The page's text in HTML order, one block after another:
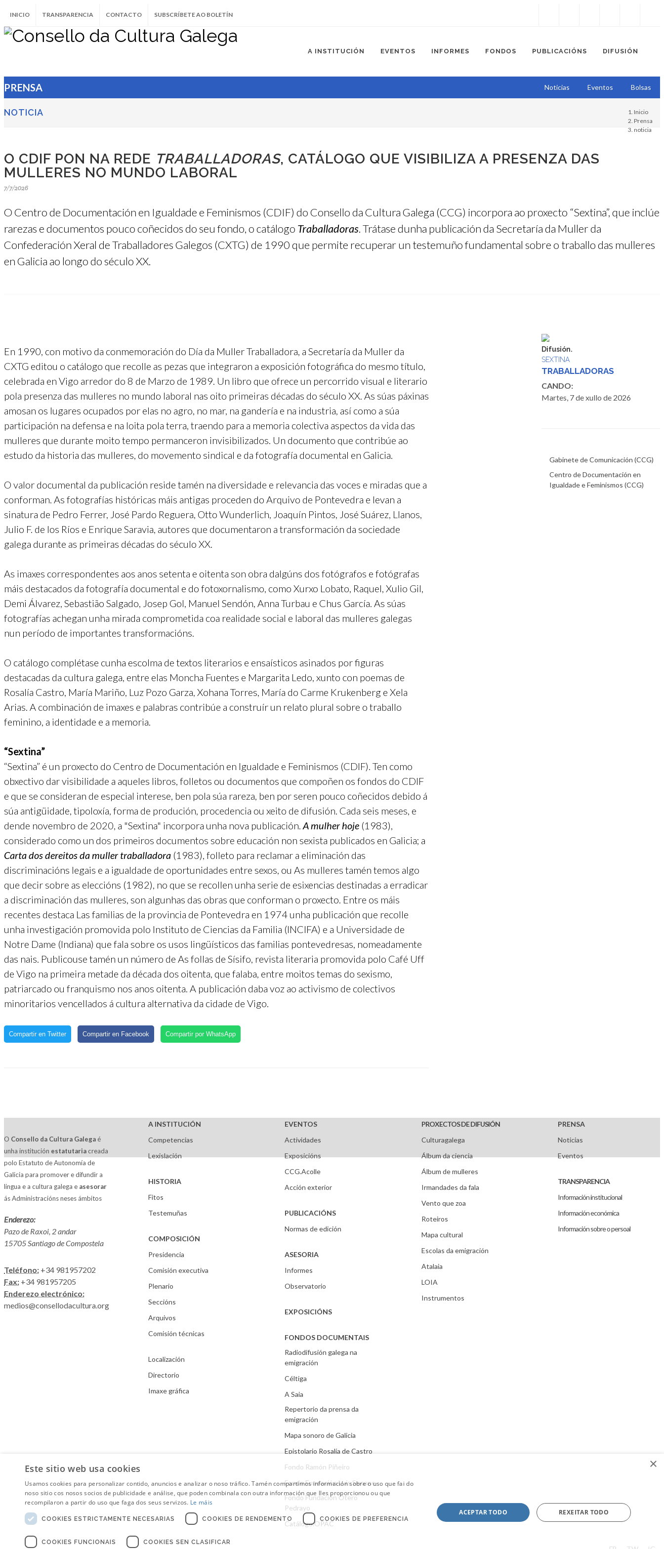
INICIO TRANSPARENCIA CONTACTO SUBSCRÍBETE AO BOLETÍN
A INSTITUCIÓN EVENTOS INFORMES FONDOS PUBLICACIÓNS DIFUSIÓN
PRENSA Noticias Eventos Bolsas
NOTICIA
Inicio
Prensa
noticia
O CDIF PON NA REDE TRABALLADORAS, CATÁLOGO QUE VISIBILIZA A PRESENZA DAS
MULLERES NO MUNDO LABORAL
7/7/2026
O Centro de Documentación en Igualdade e Feminismos (CDIF) do Consello da Cultura Galega (CCG) incorpora ao proxecto “Sextina”, que inclúe
rarezas e documentos pouco coñecidos do seu fondo, o catálogo Traballadoras. Trátase dunha publicación da Secretaría da Muller da
Confederación Xeral de Traballadores Galegos (CXTG) de 1990 que permite recuperar un testemuño fundamental sobre o traballo das mulleres
en Galicia ao longo do século XX.
En 1990, con motivo da conmemoración do Día da Muller Traballadora, a Secretaría da Muller da
CXTG editou o catálogo que recolle as pezas que integraron a exposición fotográfica do mesmo título,
celebrada en Vigo arredor do 8 de Marzo de 1989. Un libro que ofrece un percorrido visual e literario
pola presenza das mulleres no mundo laboral nas oito primeiras décadas do século XX. As súas páxinas
amosan os lugares ocupados por elas no agro, no mar, na gandería e na industria, así como a súa
participación na defensa e na loita pola terra, traendo para a memoria colectiva aspectos da vida das
mulleres que durante moito tempo permanceron invisibilizados. Un documento que contribúe ao
estudo da historia das mulleres, do movemento sindical e da fotografía documental en Galicia.
O valor documental da publicación reside tamén na diversidade e relevancia das voces e miradas que a
conforman. As fotografías históricas máis antigas proceden do Arquivo de Pontevedra e levan a
sinatura de Pedro Ferrer, José Pardo Reguera, Otto Wunderlich, Joaquín Pintos, José Suárez, Llanos,
Julio F. de los Ríos e Enrique Saravia, autores que documentaron a transformación da sociedade
galega durante as primeiras décadas do século XX.
As imaxes correspondentes aos anos setenta e oitenta son obra dalgúns dos fotógrafos e fotógrafas
máis destacados da fotografía documental e do fotoxornalismo, como Xurxo Lobato, Raquel, Xulio Gil,
Demi Álvarez, Sebastião Salgado, Josep Gol, Manuel Sendón, Anna Turbau e Chus García. As súas
fotografías achegan unha mirada comprometida coa realidade social e laboral das mulleres galegas
nun período de importantes transformacións.
O catálogo complétase cunha escolma de textos literarios e ensaísticos asinados por figuras
destacadas da cultura galega, entre elas Moncha Fuentes e Margarita Ledo, xunto con poemas de
Rosalía Castro, María Mariño, Luz Pozo Garza, Xohana Torres, María do Carme Krukenberg e Xela
Arias. A combinación de imaxes e palabras contribúe a construír un relato plural sobre o traballo
feminino, a identidade e a memoria.
“Sextina”
“Sextina” é un proxecto do Centro de Documentación en Igualdade e Feminismos (CDIF). Ten como
obxectivo dar visibilidade a aqueles libros, folletos ou documentos que compoñen os fondos do CDIF
e que se consideran de especial interese, ben pola súa rareza, ben por seren pouco coñecidos debido á
súa antigüidade, tipoloxía, forma de produción, procedencia ou xeito de difusión. Cada seis meses, e
dende novembro de 2020, a "Sextina" incorpora unha nova publicación. A mulher hoje (1983),
considerado como un dos primeiros documentos sobre educación non sexista publicados en Galicia; a
Carta dos dereitos da muller traballadora (1983), folleto para reclamar a eliminación das
discriminacións legais e a igualdade de oportunidades entre sexos, ou As mulleres tamén temos algo
que decir sobre as eleccións (1982), no que se recollen unha serie de esixencias destinadas a erradicar
a discriminación das mulleres, son algunhas das obras que conforman o proxecto. Entre os máis
recentes destaca Las familias de la provincia de Pontevedra en 1974 unha publicación que recolle
unha investigación promovida polo Instituto de Ciencias da Familia (INCIFA) e a Universidade de
Notre Dame (Indiana) que fala sobre os usos lingüísticos das familias pontevedresas, nomeadamente
das nais. Publicouse tamén un número de As follas de Sísifo, revista literaria promovida polo Café Uff
de Vigo na primeira metade da década dos oitenta, que falaba, entre moitos temas do sexismo,
patriarcado ou franquismo nos anos oitenta. A publicación daba voz ao activismo de colectivos
minoritarios vencellados á cultura alternativa da cidade de Vigo.
Compartir en Twitter Compartir en Facebook Compartir por WhatsApp
Difusión.
SEXTINA
TRABALLADORAS
CANDO:
Martes, 7 de xullo de 2026
Gabinete de Comunicación (CCG)
Centro de Documentación en
Igualdade e Feminismos (CCG)
O Consello da Cultura Galega é
unha institución estatutariacreada
polo Estatuto de Autonomía de
Galicia para promover e difundir a
lingua e a cultura galega e asesorar
ás Administracións neses ámbitos
Enderezo:
Pazo de Raxoi, 2 andar
15705 Santiago de Compostela
Teléfono: +34 981957202
Fax: +34 981957205
Enderezo electrónico:
medios@consellodacultura.org
A INSTITUCIÓN
Competencias
Lexislación
HISTORIA
Fitos
Testemuñas
COMPOSICIÓN
Presidencia
Comisión executiva
Plenario
Seccións
Arquivos
Comisión técnicas
Localización
Directorio
Imaxe gráfica
EVENTOS
Actividades
Exposicións
CCG.Acolle
Acción exterior
PUBLICACIÓNS
Normas de edición
ASESORIA
Informes
Observatorio
EXPOSICIÓNS
FONDOS DOCUMENTAIS
Radiodifusión galega na
emigración
Céltiga
A Saia
Repertorio da prensa da
emigración
Mapa sonoro de Galicia
Epistolario Rosalía de Castro
Fondo Ramón Piñeiro
Fondo Fundación Luís Seoane
Fondo Fundación Otero
Pedrayo
Catálogo.OPAC
PROXECTOS DE DIFUSIÓN
Culturagalega
Álbum da ciencia
Álbum de mulleres
Irmandades da fala
Vento que zoa
Roteiros
Mapa cultural
Escolas da emigración
Atalaia
LOIA
Instrumentos
PRENSA
Noticias
Eventos
TRANSPARENCIA
Información institucional
Información económica
Información sobre o persoal
Aviso Legal
×
Este sitio web usa cookies
Usamos cookies para personalizar contido, anuncios e analizar o noso tráfico. Tamén compartimos información sobre o uso que fai do
noso sitio cos nosos socios de publicidade e análise, que poden combinala con outra información que lles proporcionou ou que
recompilaron a partir do uso que faga dos seus servizos. Le máis
COOKIES ESTRICTAMENTE NECESARIAS COOKIES DE RENDEMENTO COOKIES DE PREFERENCIA
COOKIES FUNCIONAIS COOKIES SEN CLASIFICAR
ACEPTAR TODO REXEITAR TODO